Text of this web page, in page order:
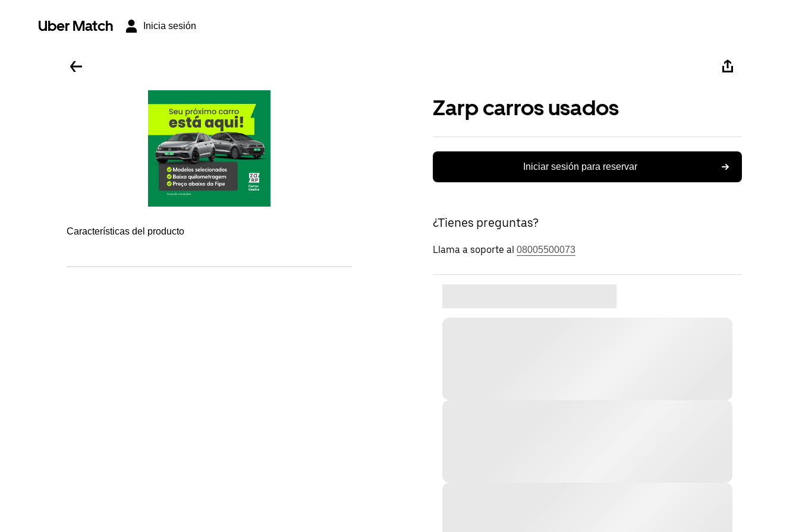
Uber Match Inicia sesión
Características del producto
Zarp carros usados
Iniciar sesión para reservar
¿Tienes preguntas?
Llama a soporte al 08005500073